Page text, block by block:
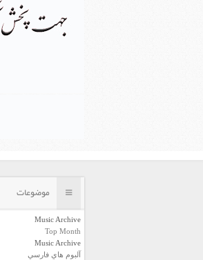
موضوعات
Music Archive
Top Month
Music Archive
آلبوم هاي فارسي